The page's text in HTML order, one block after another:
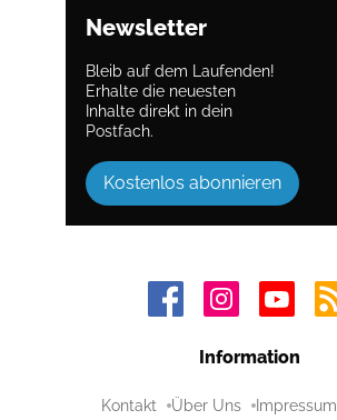
Newsletter
Bleib auf dem Laufenden!
Erhalte die neuesten
Inhalte direkt in dein
Postfach.
Kostenlos abonnieren
Information
Kontakt Über Uns Impressum